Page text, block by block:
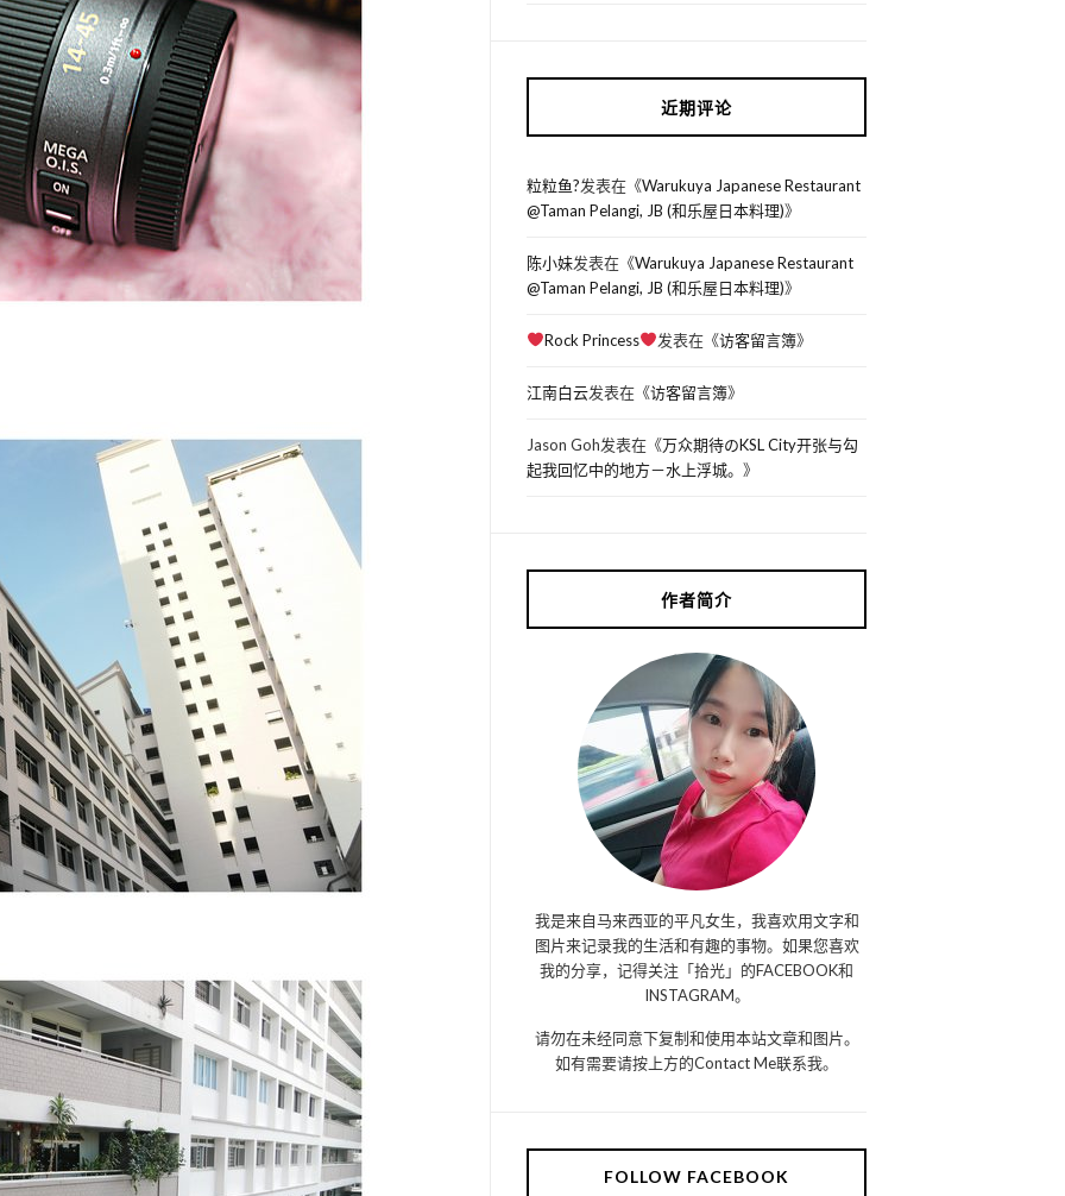
近期评论
粒粒鱼?发表在《Warukuya Japanese Restaurant
@Taman Pelangi, JB (和乐屋日本料理)》
陈小妹发表在《Warukuya Japanese Restaurant
@Taman Pelangi, JB (和乐屋日本料理)》
Rock Princess 发表在《访客留言簿》
江南白云发表在《访客留言簿》
Jason Goh发表在《万众期待のKSL City开张与勾
起我回忆中的地方－水上浮城。》
作者简介
我是来自马来西亚的平凡女生，我喜欢用文字和
图片来记录我的生活和有趣的事物。如果您喜欢
我的分享，记得关注「拾光」的FACEBOOK和
INSTAGRAM。
请勿在未经同意下复制和使用本站文章和图片。
如有需要请按上方的Contact Me联系我。
FOLLOW FACEBOOK